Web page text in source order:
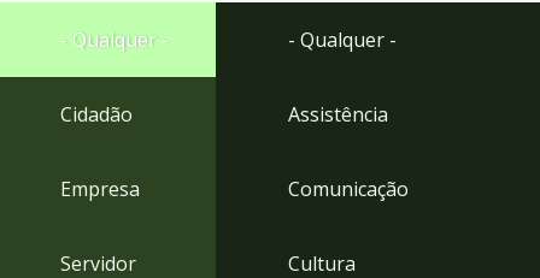
rodapé
- Qualquer -
Cidadão
Empresa
Servidor
- Qualquer -
Assistência
Comunicação
Cultura